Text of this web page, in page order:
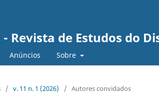
Revista de Estudos do
Anúncios Sobre
/ v. 11 n. 1 (2026) / Autores convidados